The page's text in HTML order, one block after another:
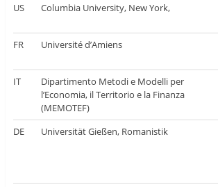
US Columbia University, New York,
FR
Université d’Amiens
IT
Dipartimento Metodi e Modelli per
l’Economia, il Territorio e la Finanza
(MEMOTEF)
DE Universität Gießen, Romanistik